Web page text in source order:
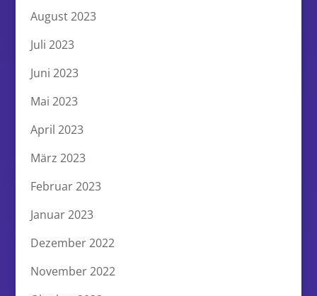
August 2023
Juli 2023
Juni 2023
Mai 2023
April 2023
März 2023
Februar 2023
Januar 2023
Dezember 2022
November 2022